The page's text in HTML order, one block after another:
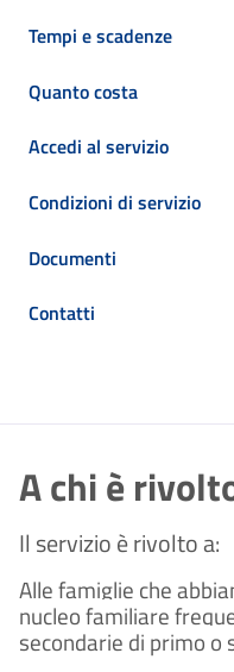
Tempi e scadenze
Quanto costa
Accedi al servizio
Condizioni di servizio
Documenti
Contatti
A chi è
Il servizio è rivolto a:
Alle famiglie che
nucleo familiare
secondarie di primo o